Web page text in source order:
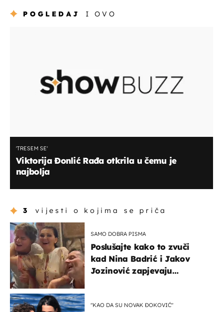
POGLEDAJ I OVO
'TRESEM SE'
Viktorija Đonlić Rađa otkrila u čemu je
najbolja
3 vijesti o kojima se priča
SAMO DOBRA PISMA
Poslušajte kako to zvuči
kad Nina Badrić i Jakov
Jozinović zapjevaju
"KAO DA SU NOVAK ĐOKOVIĆ"